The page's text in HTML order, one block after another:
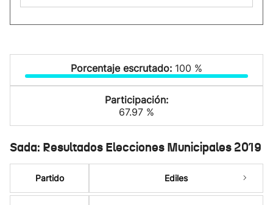
Porcentaje escrutado: 100 %
Participación:
67.97 %
Sada: Resultados Elecciones Municipales 2019
Partido Ediles